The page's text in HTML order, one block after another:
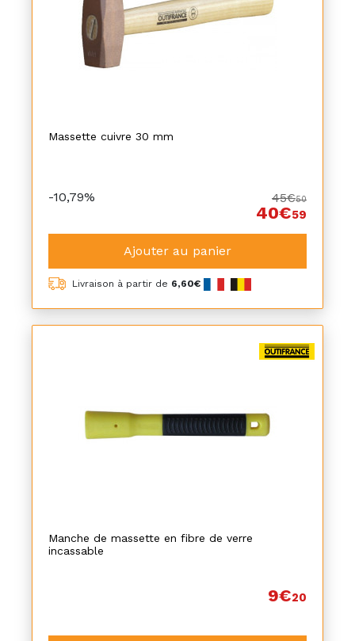
Massette cuivre 30 mm
-10,79% 45€50
40€59
Ajouter au panier
Livraison à partir de 6,60€
Manche de massette en fibre de verre
incassable
9€20